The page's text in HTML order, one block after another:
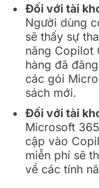
Đối với tài
Người dùng
sẽ thấy sự
năng Copilot
hàng đã
các gói
sách mới.
Đối với tài
Microsoft
cập vào
miễn phí sẽ
về các tính